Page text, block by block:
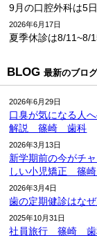
9月の口腔外科は5
2026年6月17日
夏季休診は8/11~8/
BLOG 最新のブロ
2026年6月29日
口臭が気になる人
解説 篠崎 歯科
2026年3月13日
新学期前の今がチ
しい小児矯正 篠
2026年3月4日
歯の定期健診はな
2025年10月31日
社員旅行 篠崎 歯